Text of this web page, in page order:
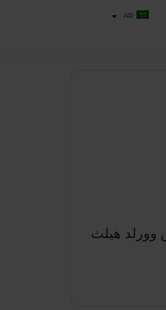
AR
وورلد هيلث